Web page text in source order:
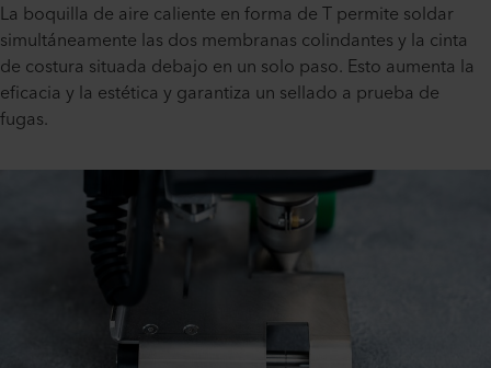
La boquilla de aire caliente en forma de T permite soldar
simultáneamente las dos membranas colindantes y la cinta
de costura situada debajo en un solo paso. Esto aumenta la
eficacia y la estética y garantiza un sellado a prueba de
fugas.